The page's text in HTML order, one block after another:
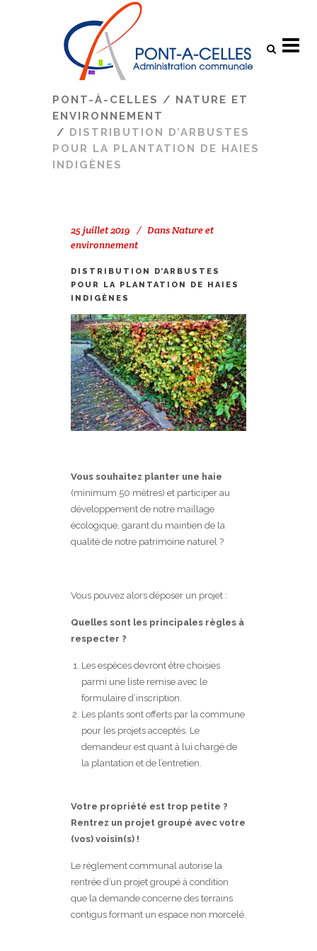
PONT-À-CELLES / NATURE ET
ENVIRONNEMENT
/ DISTRIBUTION D’ARBUSTES
POUR LA PLANTATION DE HAIES
INDIGÈNES
25 juillet 2019 DansNature et
environnement
DISTRIBUTION D’ARBUSTES
POUR LA PLANTATION DE HAIES
INDIGÈNES
Vous souhaitez planter une haie
(minimum 50 mètres) et participer au
développement de notre maillage
écologique, garant du maintien de la
qualité de notre patrimoine naturel ?
Vous pouvez alors déposer un projet :
Quelles sont les principales règles à
respecter ?
Les espèces devront être choisies
parmi une liste remise avec le
formulaire d’inscription.
Les plants sont offerts par la commune
pour les projets acceptés. Le
demandeur est quant à lui chargé de
la plantation et de l’entretien.
Votre propriété est trop petite ?
Rentrez un projet groupé avec votre
(vos) voisin(s) !
Le règlement communal autorise la
rentrée d’un projet groupé à condition
que la demande concerne des terrains
contigus formant un espace non morcelé.